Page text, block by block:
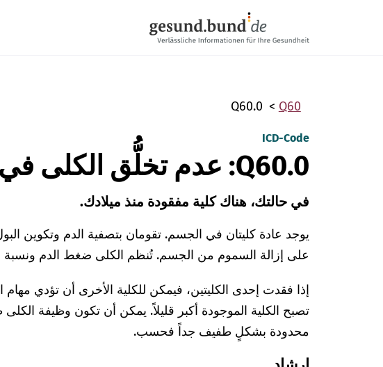
Q60
Q60.0
ICD-Code
Q60.0: عدم تخلُّق الكلى في جانب واحد
في حالتك، هناك كلية مفقودة منذ ميلادك.
يوجد عادة كليتان في الجسم. تقومان بتصفية الدم وتكوين
على إزالة السموم من الجسم. تُنظم الكلى ضغط الدم ونسبة
إذا فقدت إحدى الكليتين، فيمكن للكلية الأخرى أن تؤدي مهام
تصبح الكلية الموجودة أكبر قليلاً. يمكن أن تكون وظيفة الكلى
محدودة بشكلٍ طفيف جداً فحسب.